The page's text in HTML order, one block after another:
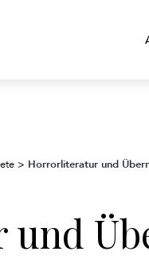
> Horrorliteratur und